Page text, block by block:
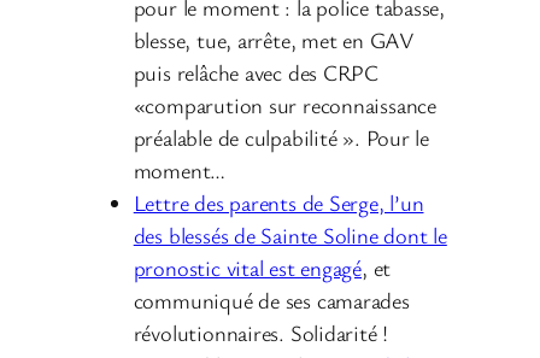
pour le moment : la police tabasse,
blesse, tue, arrête, met en GAV
puis relâche avec des CRPC
«comparution sur reconnaissance
préalable de culpabilité ». Pour le
moment…
Lettre des parents de Serge, l’un
des blessés de Sainte Soline dont le
pronostic vital est engagé, et
communiqué de ses camarades
révolutionnaires. Solidarité !